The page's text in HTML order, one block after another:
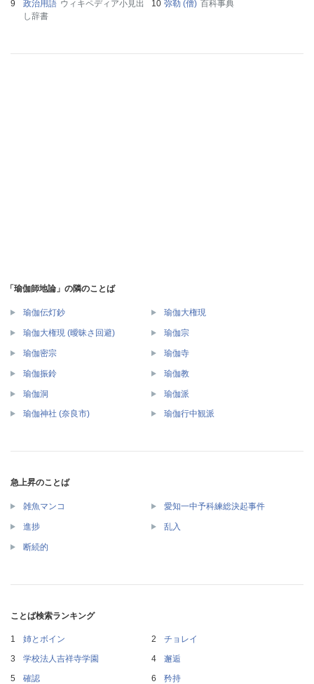
政治用語 ウィキペディア小見出
し辞書
弥勒 (僧) 百科事典
「瑜伽師地論」の隣のことば
瑜伽伝灯鈔 瑜伽大権現
瑜伽大権現 (曖昧さ回避) 瑜伽宗
瑜伽密宗 瑜伽寺
瑜伽振鈴 瑜伽教
瑜伽洞 瑜伽派
瑜伽神社 (奈良市) 瑜伽行中観派
急上昇のことば
雑魚マンコ 愛知一中予科練総決起事件
進捗 乱入
断続的
ことば検索ランキング
姉とボイン
チョレイ
学校法人吉祥寺学園
邂逅
確認
矜持